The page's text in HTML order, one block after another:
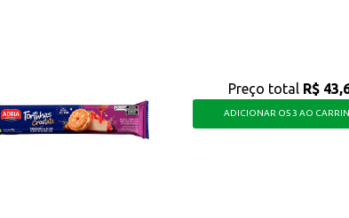
Preço total R$
ADICIONAR OS 3 AO